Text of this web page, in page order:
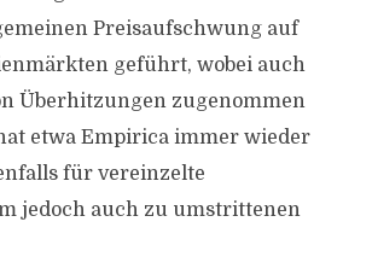
Preisaufschwung auf
geführt, wobei auch
Überhitzungen zugenommen
etwa Empirica immer wieder
für vereinzelte
jedoch auch zu umstrittenen